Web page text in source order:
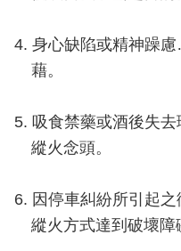
專
民
地
府
資
訊
4. 身心缺陷或精神躁
藉。
5. 吸食禁藥或酒後失
縱火念頭。
6. 因停車糾紛所引起
縱火方式達到破壞障